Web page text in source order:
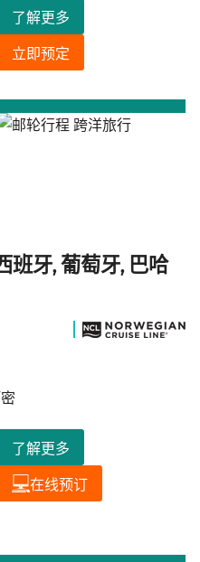
了解更多
立即预定
班牙, 葡萄牙, 巴哈
了解更多
在线预订